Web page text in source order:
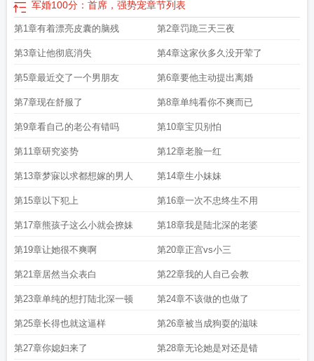
军婚100分：首席，强势宠章节列表
第1章有着漂亮皮囊的脑残 第2章罚跪三天三夜
第3章让他彻底消失 第4章这家伙多久没开荤了
第5章最近交了一个男朋友 第6章要他主动提出离婚
第7章现在舒服了 第8章单纯看你不爽而已
第9章看自己的老公有错吗 第10章宝贝别怕
第11章研究姿势 第12章老脸一红
第13章梦寐以求都想嫁的男人 第14章生小妹妹
第15章以下犯上 第16章一次不忠终生不用
第17章熊孩子这么小就会撩妹 第18章我是陆北深的老婆
第19章让她很不爽啊 第20章正宫vs小三
第21章居然当众表白 第22章我的人自己会教
第23章单纯的想打陆北深一顿 第24章不该做的也做了
第25章长得也就这逼样 第26章被当成狗耍的滋味
第27章你媳妇来了 第28章无论她是对还是错